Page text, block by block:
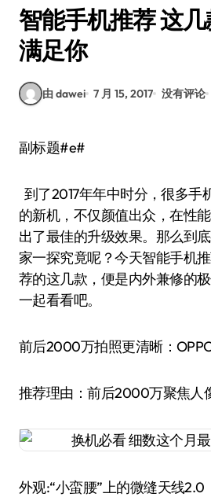
智能手机推荐 这
满足你
由 dawei 7 月 15, 2017 没有评论
副标题#e#
到了2017年年中时分，很多手
的新机，不仅颜值出众，在性
出了最佳的升级效果。那么到
家一探究竟呢？今天智能手机
荐的这几款，便是内外兼修的
一起看看吧。
前后2000万拍照更清晰：OPPO
推荐理由：前后2000万聚焦人
外观:“小蛮腰”上的微缝天线2.0